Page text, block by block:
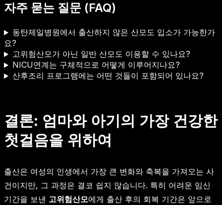
자주 묻는 질문 (FAQ)
동탄제일병원에서 출산하지 않은 산모도 입소가 가능한가
요?
고위험산모가 아닌 일반 산모도 이용할 수 있나요?
NICU연계는 구체적으로 어떻게 이루어지나요?
산후조리 프로그램에는 어떤 것들이 포함되어 있나요?
결론: 엄마와 아기의 가장 건강한
첫걸음을 위하여
출산은 여성의 인생에서 가장 큰 변화와 축복을 가져오는 사
건이지만, 그 과정은 결코 쉽지 않습니다. 특히 어려운 임신
기간을 보낸 고위험산모에게 출산 후의 회복 기간은 앞으로